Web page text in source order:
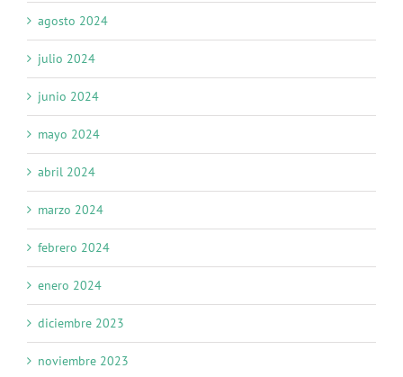
agosto 2024
julio 2024
junio 2024
mayo 2024
abril 2024
marzo 2024
febrero 2024
enero 2024
diciembre 2023
noviembre 2023